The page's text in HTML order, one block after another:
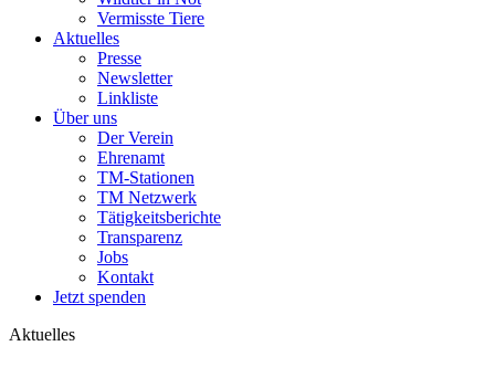
Vermisste Tiere
Aktuelles
Presse
Newsletter
Linkliste
Über uns
Der Verein
Ehrenamt
TM-Stationen
TM Netzwerk
Tätigkeitsberichte
Transparenz
Jobs
Kontakt
Jetzt spenden
Aktuelles